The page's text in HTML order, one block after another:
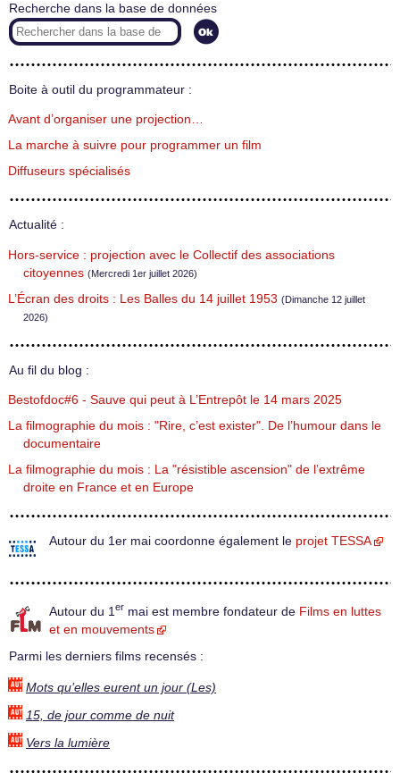
Recherche dans la base de données
Boite à outil du programmateur :
Avant d’organiser une projection…
La marche à suivre pour programmer un film
Diffuseurs spécialisés
Actualité :
Hors-service : projection avec le Collectif des associations
citoyennes (Mercredi 1er juillet 2026)
L’Écran des droits : Les Balles du 14 juillet 1953 (Dimanche 12 juillet
2026)
Au fil du blog :
Bestofdoc#6 - Sauve qui peut à L’Entrepôt le 14 mars 2025
La filmographie du mois : "Rire, c’est exister". De l’humour dans le
documentaire
La filmographie du mois : La "résistible ascension" de l’extrême
droite en France et en Europe
Autour du 1er mai coordonne également le projet TESSA
Autour du 1 er mai est membre fondateur de Films en luttes
et en mouvements
Parmi les derniers films recensés :
Mots qu’elles eurent un jour (Les)
15, de jour comme de nuit
Vers la lumière